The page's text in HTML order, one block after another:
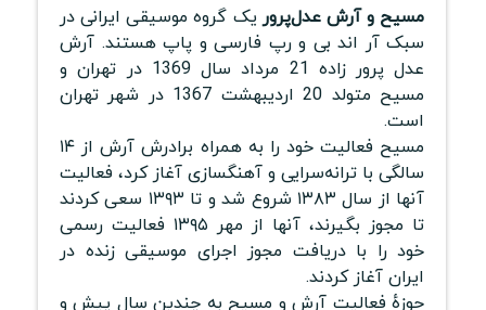
مسیح و آرش عدل‌پروریک گروه موسیقی ایرانی در
سبک آر اند بی و رپ فارسی و پاپ هستند. آرش
عدل پرور زاده 21 مرداد سال 1369 در تهران و
مسیح متولد 20 اردیبهشت 1367 در شهر تهران
است.
مسیح فعالیت خود را به همراه برادرش آرش از ۱۴
سالگی با ترانه‌سرایی و آهنگسازی آغاز کرد، فعالیت
آنها از سال ۱۳۸۳ شروع شد و تا ۱۳۹۳ سعی کردند
تا مجوز بگیرند، آنها از مهر ۱۳۹۵ فعالیت رسمی
خود را با دریافت مجوز اجرای موسیقی زنده در
ایران آغاز کردند.
حوزهٔ فعالیت آرش و مسیح به چندین سال پیش و